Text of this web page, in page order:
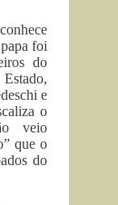
foi
do
e
o
veio
que o
do